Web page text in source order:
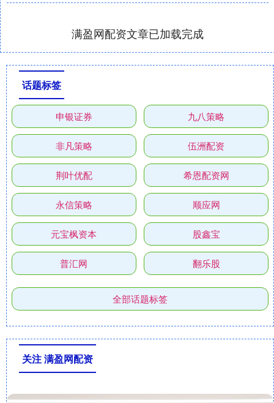
满盈网配资文章已加载完成
话题标签
申银证券 九八策略
非凡策略 伍洲配资
荆叶优配 希恩配资网
永信策略 顺应网
元宝枫资本 股鑫宝
普汇网 翻乐股
全部话题标签
关注 满盈网配资